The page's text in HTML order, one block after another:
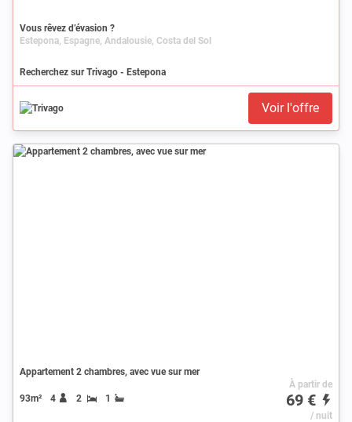
Vous rêvez d’évasion ?
Estepona, Espagne, Andalousie, Costa del Sol
Recherchez sur Trivago - Estepona
Voir l'offre
Appartement 2 chambres, avec vue sur mer
93m² 4 2 1
À partir de
69 €
/ nuit